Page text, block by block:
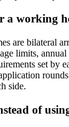
a working
are bilateral
limits, annual
set by
side.
of